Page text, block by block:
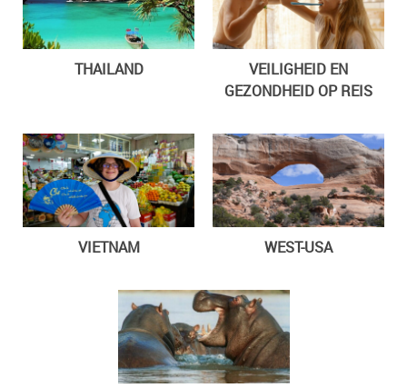
THAILAND
VEILIGHEID EN
GEZONDHEID OP REIS
VIETNAM WEST-USA